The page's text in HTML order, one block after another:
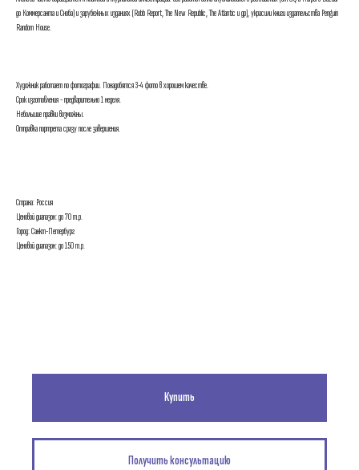
до Коммерсанта и Сноба) и зарубежных изданиях (Robb Report, The New Republic, The Atlantic и др), украсили книги издательства Penguin
Random House.
Художник работает по фотографии. Понадобятся 3-4 фото в хорошем качестве.
Срок изготовления - предварительно 1 неделя.
Небольшие правки возможны.
Отправка портрета сразу после завершения.
Страна: Россия
Ценовой диапазон: до 70 т.р.
Город: Санкт-Петербург
Ценовой диапазон: до 150 т.р.
Купить
Получить консультацию